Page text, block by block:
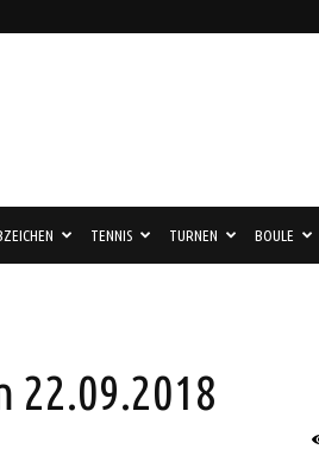
TENNIS TURNEN BOULE
22.09.2018